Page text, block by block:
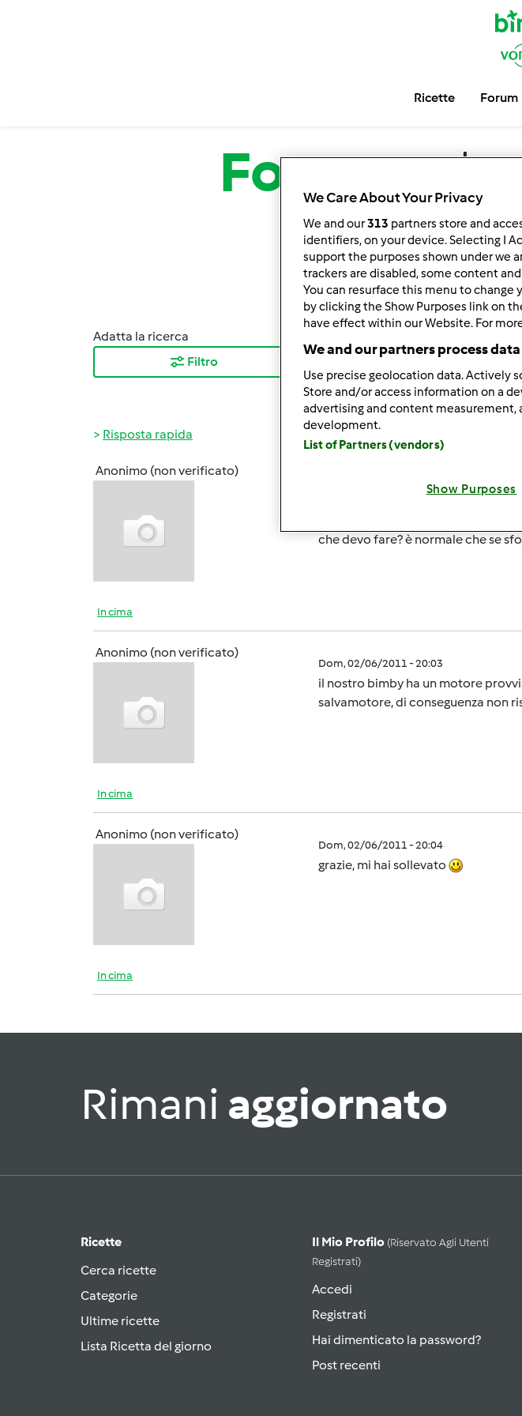
Ricette Forum
Forum
Adatta la ricerca
Filtro
I risultati più recenti
Risposta rapida
Anonimo (non verificato)
Dom, 02/06/2011 - 19:58
l'altro giorno ho preparato un
dato nessuna messaggio, il bimby
che devo fare? è normale che se
In cima
Anonimo (non verificato)
Dom, 02/06/2011 - 20:03
il nostro bimby ha un motore
salvamotore, di conseguenza non
In cima
Anonimo (non verificato)
Dom, 02/06/2011 - 20:04
grazie, mi hai sollevato
In cima
Rimani aggiornato
Ricette
Cerca ricette
Categorie
Ultime ricette
Lista Ricetta del giorno
Il Mio Profilo (riservato Agli Utenti
Registrati)
Accedi
Registrati
Hai dimenticato la password?
Post recenti
We Care About Your Privacy
We and our313 partners store and
identifiers, on your device. Selecting I
support the purposes shown under we
trackers are disabled, some content
You can resurface this menu to
by clicking the Show Purposes link on
have effect within our Website. For
We and our partners process
Use precise geolocation data. Actively
Store and/or access information on a
advertising and content measurement,
development.
List of Partners (vendors)
Show Purposes